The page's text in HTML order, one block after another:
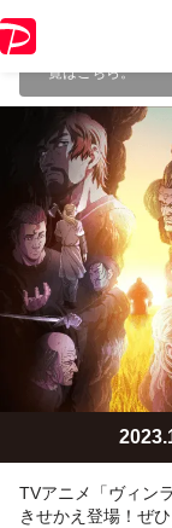
情報はキャンペーン
一覧はこちら。
TVアニメ「ヴィン
きせかえ登場！ぜ